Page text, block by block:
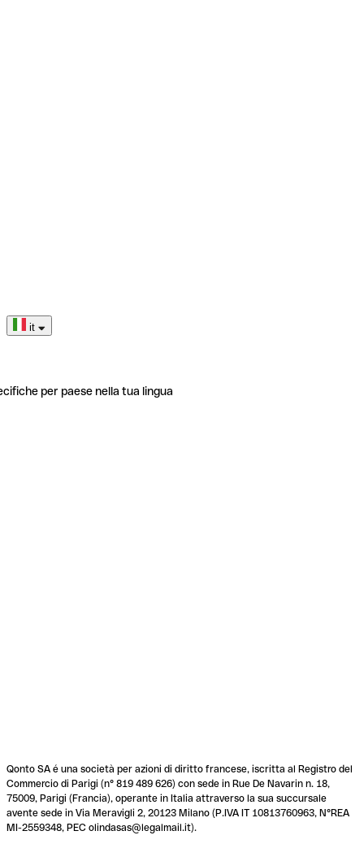
it
per paese nella tua lingua
Qonto SA é una società per azioni di diritto francese, iscritta al Registro del
Commercio di Parigi (n° 819 489 626) con sede in Rue De Navarin n. 18,
75009, Parigi (Francia), operante in Italia attraverso la sua succursale
avente sede in Via Meravigli 2, 20123 Milano (P.IVA IT 10813760963, N°REA
MI-2559348, PEC olindasas@legalmail.it).